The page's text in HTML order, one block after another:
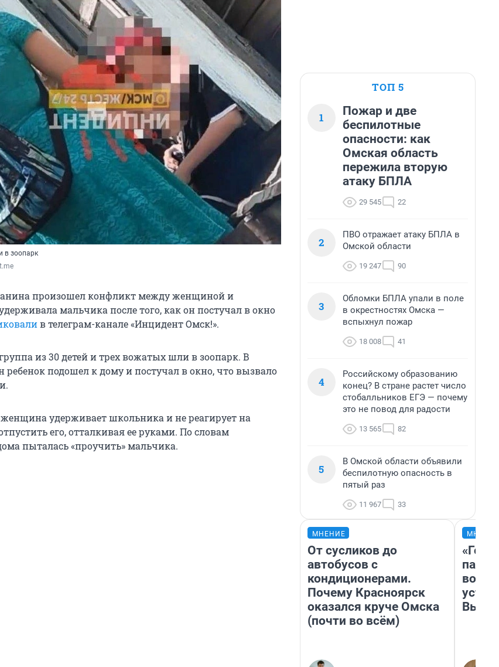
в зоопарк
произошел конфликт между женщиной и
мальчика после того, как он постучал в окно
в телеграм-канале «Инцидент Омск!».
из 30 детей и трех вожатых шли в зоопарк. В
ребенок подошел к дому и постучал в окно, что вызвало
удерживает школьника и не реагирует на
его, отталкивая ее руками. По словам
пыталась «проучить» мальчика.
ТОП 5
1
Пожар и две
беспилотные
опасности: как
Омская область
пережила вторую
атаку БПЛА
29 545 22
2
ПВО отражает атаку БПЛА в
Омской области
19 247 90
3
Обломки БПЛА упали в поле
в окрестностях Омска —
вспыхнул пожар
18 008 41
4
Российскому образованию
конец? В стране растет число
стобалльников ЕГЭ — почему
это не повод для радости
13 565 82
5
В Омской области объявили
беспилотную опасность в
пятый раз
11 967 33
МНЕНИЕ
От сусликов до
автобусов с
кондиционерами.
Почему Красноярск
оказался круче Омска
(почти во всём)